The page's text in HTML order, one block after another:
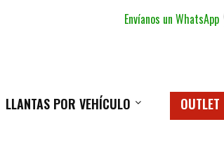
Envíanos un WhatsApp
LLANTAS POR VEHÍCULO OUTLET